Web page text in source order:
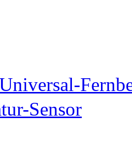
Sensor